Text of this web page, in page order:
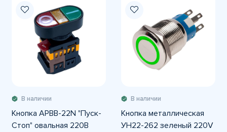
В наличии
Кнопка APBB-22N "Пуск-
Стоп" овальная 220В
В наличии
Кнопка металлическая
УН22-262 зеленый 220V